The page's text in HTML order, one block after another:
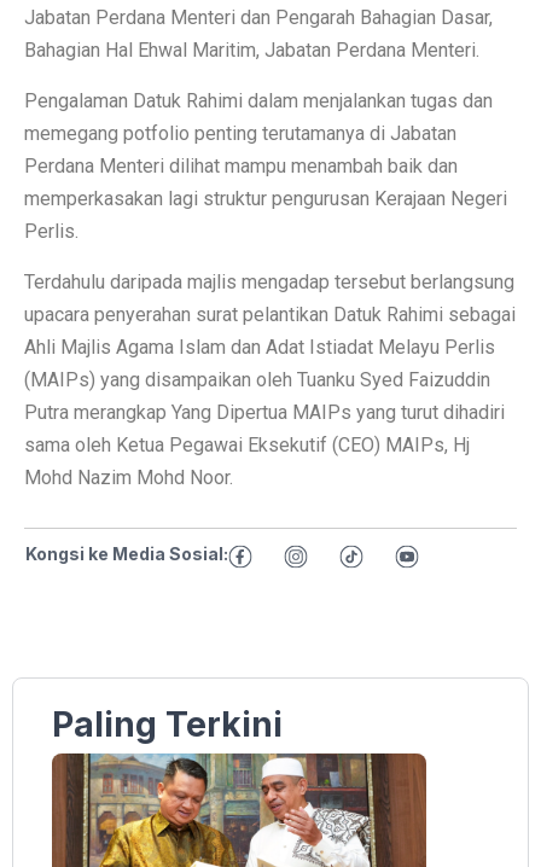
Jabatan Perdana Menteri dan Pengarah Bahagian Dasar,
Bahagian Hal Ehwal Maritim, Jabatan Perdana Menteri.
Pengalaman Datuk Rahimi dalam menjalankan tugas dan
memegang potfolio penting terutamanya di Jabatan
Perdana Menteri dilihat mampu menambah baik dan
memperkasakan lagi struktur pengurusan Kerajaan Negeri
Perlis.
Terdahulu daripada majlis mengadap tersebut berlangsung
upacara penyerahan surat pelantikan Datuk Rahimi sebagai
Ahli Majlis Agama Islam dan Adat Istiadat Melayu Perlis
(MAIPs) yang disampaikan oleh Tuanku Syed Faizuddin
Putra merangkap Yang Dipertua MAIPs yang turut dihadiri
sama oleh Ketua Pegawai Eksekutif (CEO) MAIPs, Hj
Mohd Nazim Mohd Noor.
Kongsi ke Media Sosial:
Paling Terkini